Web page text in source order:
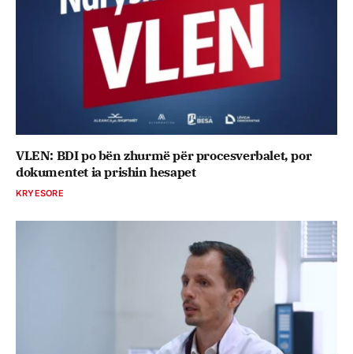
VLEN: BDI po bën zhurmë për procesverbalet, por
dokumentet ia prishin hesapet
KRYESORE